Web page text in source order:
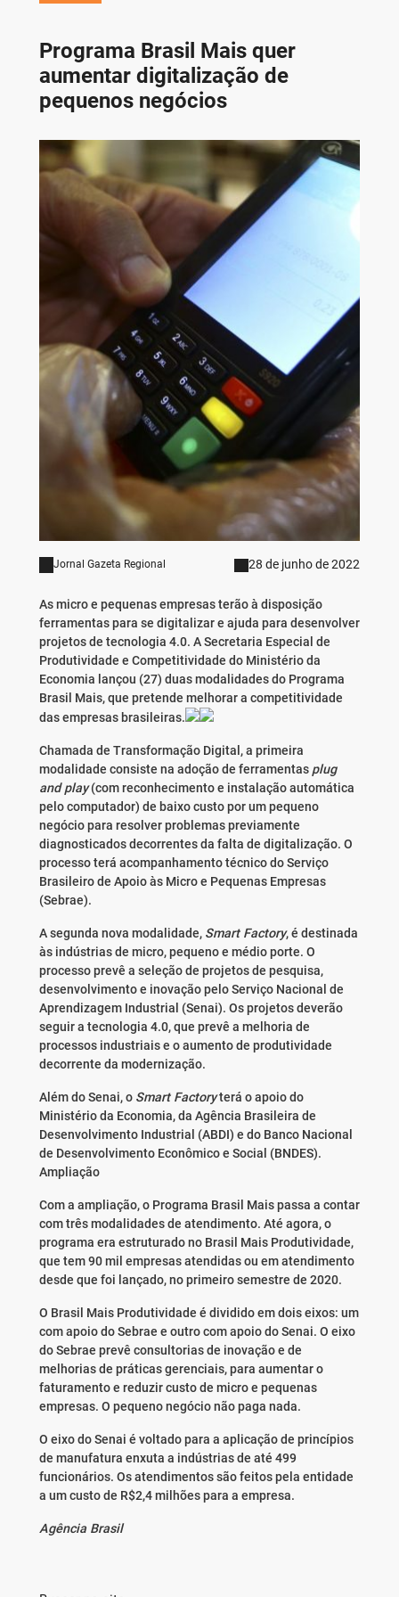
Programa Brasil Mais quer
aumentar digitalização de
pequenos negócios
Jornal Gazeta Regional 28 de junho de 2022
As micro e pequenas empresas terão à disposição
ferramentas para se digitalizar e ajuda para desenvolver
projetos de tecnologia 4.0. A Secretaria Especial de
Produtividade e Competitividade do Ministério da
Economia lançou (27) duas modalidades do Programa
Brasil Mais, que pretende melhorar a competitividade
das empresas brasileiras.
Chamada de Transformação Digital, a primeira
modalidade consiste na adoção de ferramentas plug
and play(com reconhecimento e instalação automática
pelo computador) de baixo custo por um pequeno
negócio para resolver problemas previamente
diagnosticados decorrentes da falta de digitalização. O
processo terá acompanhamento técnico do Serviço
Brasileiro de Apoio às Micro e Pequenas Empresas
(Sebrae).
A segunda nova modalidade, Smart Factory, é destinada
às indústrias de micro, pequeno e médio porte. O
processo prevê a seleção de projetos de pesquisa,
desenvolvimento e inovação pelo Serviço Nacional de
Aprendizagem Industrial (Senai). Os projetos deverão
seguir a tecnologia 4.0, que prevê a melhoria de
processos industriais e o aumento de produtividade
decorrente da modernização.
Além do Senai, o Smart Factoryterá o apoio do
Ministério da Economia, da Agência Brasileira de
Desenvolvimento Industrial (ABDI) e do Banco Nacional
de Desenvolvimento Econômico e Social (BNDES).
Ampliação
Com a ampliação, o Programa Brasil Mais passa a contar
com três modalidades de atendimento. Até agora, o
programa era estruturado no Brasil Mais Produtividade,
que tem 90 mil empresas atendidas ou em atendimento
desde que foi lançado, no primeiro semestre de 2020.
O Brasil Mais Produtividade é dividido em dois eixos: um
com apoio do Sebrae e outro com apoio do Senai. O eixo
do Sebrae prevê consultorias de inovação e de
melhorias de práticas gerenciais, para aumentar o
faturamento e reduzir custo de micro e pequenas
empresas. O pequeno negócio não paga nada.
O eixo do Senai é voltado para a aplicação de princípios
de manufatura enxuta a indústrias de até 499
funcionários. Os atendimentos são feitos pela entidade
a um custo de R$2,4 milhões para a empresa.
Agência Brasil